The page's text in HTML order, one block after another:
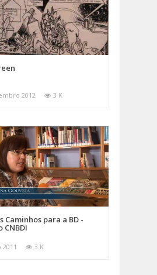
2012 3 K
Caminhos para a BD -
CNBDI
2011 3 K